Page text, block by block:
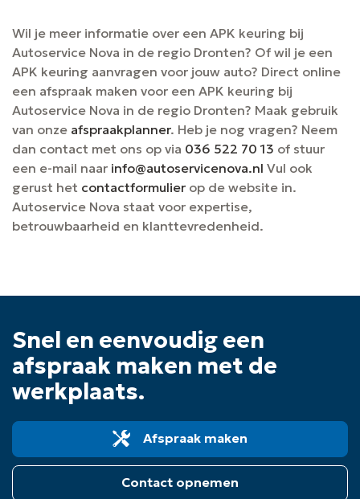
Wil je meer informatie over een APK keuring bij
Autoservice Nova in de regio Dronten? Of wil je een
APK keuring aanvragen voor jouw auto? Direct online
een afspraak maken voor een APK keuring bij
Autoservice Nova in de regio Dronten? Maak gebruik
van onze afspraakplanner. Heb je nog vragen? Neem
dan contact met ons op via 036 522 70 13 of stuur
een e-mail naar info@autoservicenova.nl Vul ook
gerust het contactformulier op de website in.
Autoservice Nova staat voor expertise,
betrouwbaarheid en klanttevredenheid.
Snel en eenvoudig een
afspraak maken met de
werkplaats.
Afspraak maken
Contact opnemen